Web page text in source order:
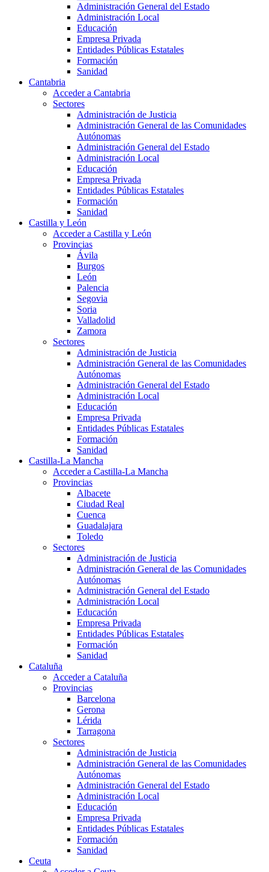
Administración General del Estado
Administración Local
Educación
Empresa Privada
Entidades Públicas Estatales
Formación
Sanidad
Cantabria
Acceder a Cantabria
Sectores
Administración de Justicia
Administración General de las Comunidades
Autónomas
Administración General del Estado
Administración Local
Educación
Empresa Privada
Entidades Públicas Estatales
Formación
Sanidad
Castilla y León
Acceder a Castilla y León
Provincias
Ávila
Burgos
León
Palencia
Segovia
Soria
Valladolid
Zamora
Sectores
Administración de Justicia
Administración General de las Comunidades
Autónomas
Administración General del Estado
Administración Local
Educación
Empresa Privada
Entidades Públicas Estatales
Formación
Sanidad
Castilla-La Mancha
Acceder a Castilla-La Mancha
Provincias
Albacete
Ciudad Real
Cuenca
Guadalajara
Toledo
Sectores
Administración de Justicia
Administración General de las Comunidades
Autónomas
Administración General del Estado
Administración Local
Educación
Empresa Privada
Entidades Públicas Estatales
Formación
Sanidad
Cataluña
Acceder a Cataluña
Provincias
Barcelona
Gerona
Lérida
Tarragona
Sectores
Administración de Justicia
Administración General de las Comunidades
Autónomas
Administración General del Estado
Administración Local
Educación
Empresa Privada
Entidades Públicas Estatales
Formación
Sanidad
Ceuta